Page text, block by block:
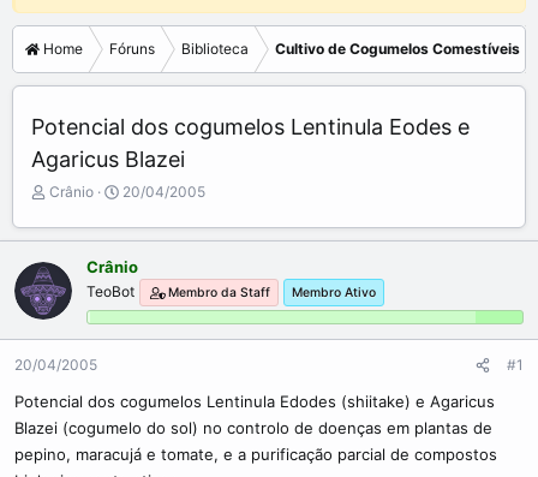
Home Fóruns Biblioteca Cultivo de Cogumelos Comestíveis
Potencial dos cogumelos Lentinula Eodes e
Agaricus Blazei
C
i
d
o
r
d
o
ó
p
i
Crânio
D
t
d
e
i
n
i
o
20/04/2005
Crânio
TeoBot Membro da Staff Membro Ativo
20/04/2005 #1
Potencial dos cogumelos Lentinula Edodes (shiitake) e Agaricus
Blazei (cogumelo do sol) no controlo de doenças em plantas de
pepino, maracujá e tomate, e a purificação parcial de compostos